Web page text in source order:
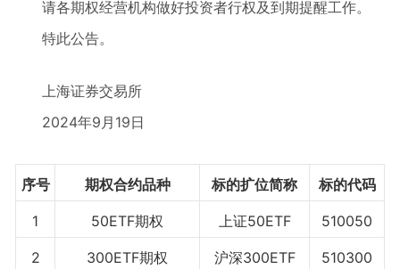
请各期权经营机构做好投资者行权及到期提醒工作。
特此公告。
上海证券交易所
2024年9月19日
序号 期权合约品种 标的扩位简称 标的代码
1 50ETF期权 上证50ETF 510050
2 300ETF期权 沪深300ETF 510300